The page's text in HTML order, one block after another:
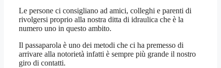
Le persone ci consigliano ad amici, colleghi e parenti di
rivolgersi proprio alla nostra ditta di idraulica che è la
numero uno in questo ambito.
Il passaparola è uno dei metodi che ci ha premesso di
arrivare alla notorietà infatti è sempre più grande il nostro
giro di contatti.